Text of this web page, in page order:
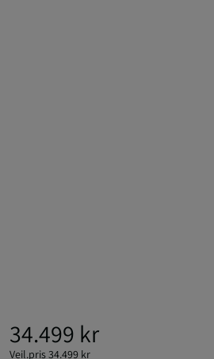
34.499 kr
Veil.pris34.499 kr